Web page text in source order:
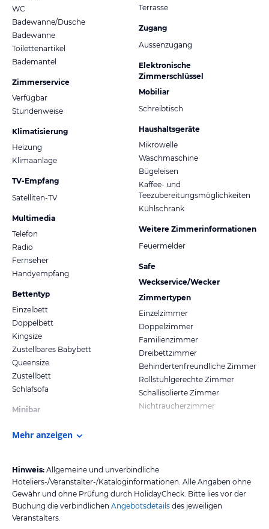
WC
Badewanne/Dusche
Badewanne
Toilettenartikel
Bademantel
Zimmerservice
Verfügbar
Stundenweise
Klimatisierung
Heizung
Klimaanlage
TV-Empfang
Satelliten-TV
Multimedia
Telefon
Radio
Fernseher
Handyempfang
Bettentyp
Einzelbett
Doppelbett
Kingsize
Zustellbares Babybett
Queensize
Zustellbett
Schlafsofa
Minibar
Terrasse
Zugang
Aussenzugang
Elektronische
Zimmerschlüssel
Mobiliar
Schreibtisch
Haushaltsgeräte
Mikrowelle
Waschmaschine
Bügeleisen
Kaffee- und
Teezubereitungsmöglichkeiten
Kühlschrank
Weitere Zimmerinformationen
Feuermelder
Safe
Weckservice/Wecker
Zimmertypen
Einzelzimmer
Doppelzimmer
Familienzimmer
Dreibettzimmer
Behindertenfreundliche Zimmer
Rollstuhlgerechte Zimmer
Schallisolierte Zimmer
Nichtraucherzimmer
Mehr anzeigen
Hinweis: Allgemeine und unverbindliche
Hoteliers-/Veranstalter-/Kataloginformationen. Alle Angaben ohne
Gewähr und ohne Prüfung durch HolidayCheck. Bitte lies vor der
Buchung die verbindlichen Angebotsdetails des jeweiligen
Veranstalters.